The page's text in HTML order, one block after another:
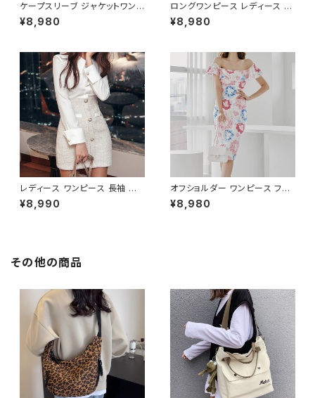
ケープスリーブ ジャケットワンピ
ース ベルト付き ワンピース レデ
ィース 長袖 襟付き タイト スー
ート 二次会 結婚式 春 夏 秋 冬
お呼ばれ ブラック ベージュ お
しゃれ 高見え 20代 30代 40代
フォーマル 体型カバー 人気 トレ
ンド C-OSS0136
¥8,980
ロングワンピース レディース シ
フォン フリル ハイネック ノース
リーブ フレア Aライン エレガン
秋 冬 お呼ばれ デート 食事会
フォーマル リゾート パーティー
人気 大人可愛い ホワイト C-O
¥8,980
レディース ワンピース 長袖 シャ
ツワンピース ツイード切替 ミニ
ワンピース 上品 フォーマル ホ
冬 着痩せ効果 きちんと見え カ
¥8,990
オフショルダー ワンピース フラ
ワー柄 タイトワンピース ドレス
花柄ワンピ 春夏 エレガント 大
¥8,980
その他の商品